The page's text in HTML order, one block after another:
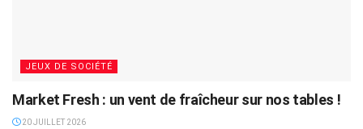
JEUX DE SOCIÉTÉ
Market Fresh : un vent de fraîcheur sur nos tables !
20 JUILLET 2026